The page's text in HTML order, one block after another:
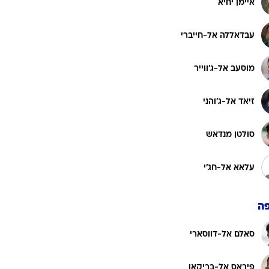
איימן יחיא
עבדאללה אל-חייברי
מוסעב אל-ג'ווייר
זיאד אל-ג'והני
סולטן מנדאש
עלאא אל-חג'י
סאלם אל-דווסארי
פיראס אל-בריקאן